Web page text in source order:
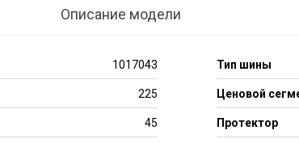
Описание модели
1017043
225
45
Тип шины
Ценовой
Протектор